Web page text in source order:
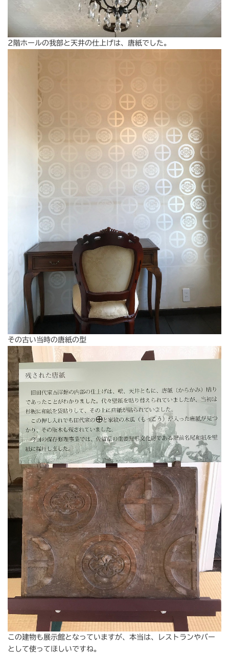
2階ホールの我部と天井の仕上げは、唐紙でした。
その古い当時の唐紙の型
この建物も展示館となっていますが、本当は、レストランやバー
として使ってほしいですね。